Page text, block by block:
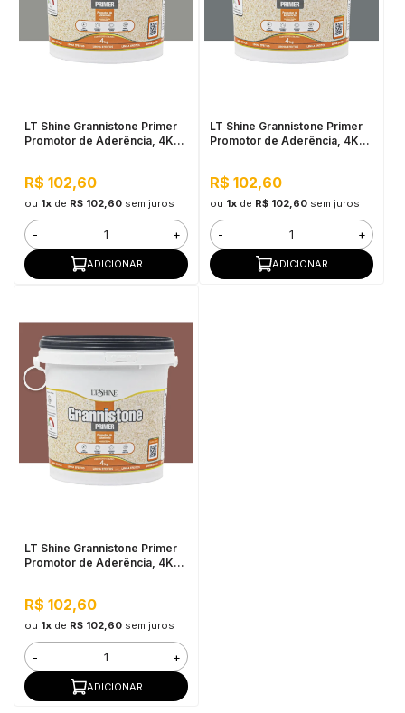
Stone
LT Shine Grannistone Primer
Promotor de Aderência, 4KG
R$ 102,60
ou 1xde R$ 102,60 sem juros
- +
ADICIONAR
LT Shine Grannistone Primer
Promotor de Aderência, 4KG
R$ 102,60
ou 1xde R$ 102,60 sem juros
- +
ADICIONAR
LT Shine Grannistone Primer
Promotor de Aderência, 4KG
R$ 102,60
ou 1xde R$ 102,60 sem juros
- +
ADICIONAR